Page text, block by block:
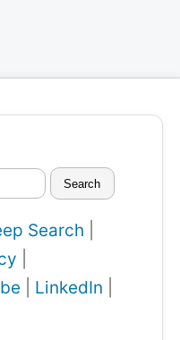
Search
Search
LinkedIn